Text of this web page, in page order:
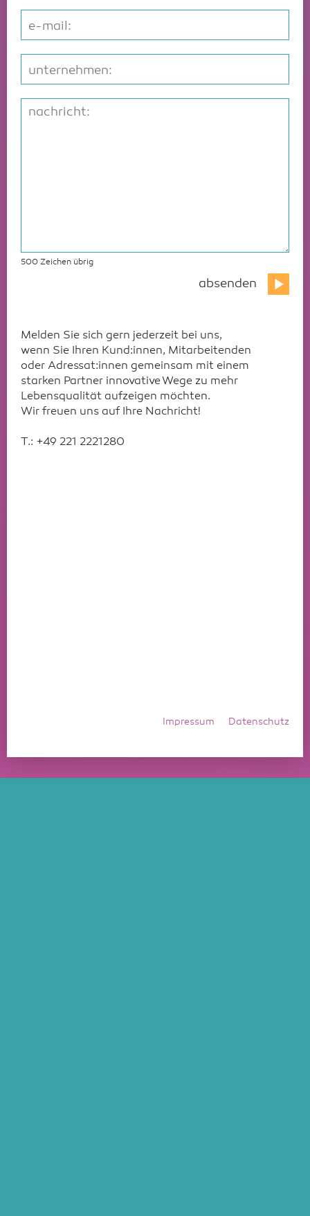
500 Zeichen übrig
Melden Sie sich gern jederzeit bei uns,
wenn Sie Ihren Kund:innen, Mitarbeitenden
oder Adressat:innen gemeinsam mit einem
starken Partner innovative Wege zu mehr
Lebensqualität aufzeigen möchten.
Wir freuen uns auf Ihre Nachricht!
T.: +49 221 2221280
Impressum Datenschutz